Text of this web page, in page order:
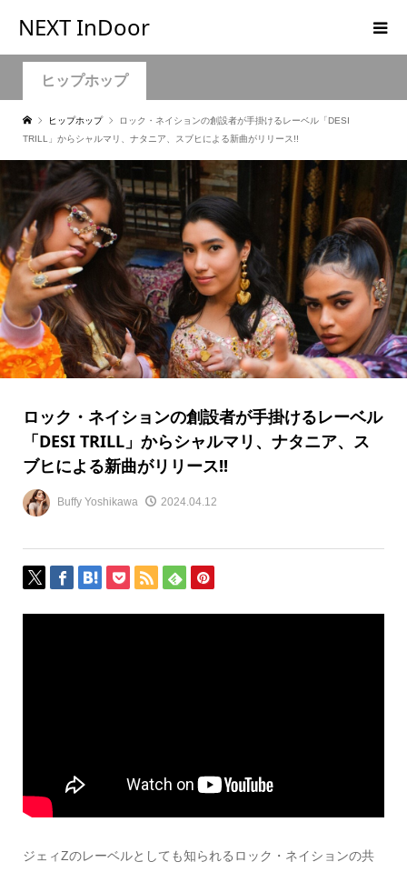
NEXT InDoor
ヒップホップ
ヒップホップ
ロック・ネイションの創設者が手掛けるレーベル「DESI
TRILL」からシャルマリ、ナタニア、スブヒによる新曲がリリース!!
ロック・ネイションの創設者が手掛けるレーベル
「DESI TRILL」からシャルマリ、ナタニア、ス
ブヒによる新曲がリリース!!
Buffy Yoshikawa 2024.04.12
ジェィZのレーベルとしても知られるロック・ネイションの共